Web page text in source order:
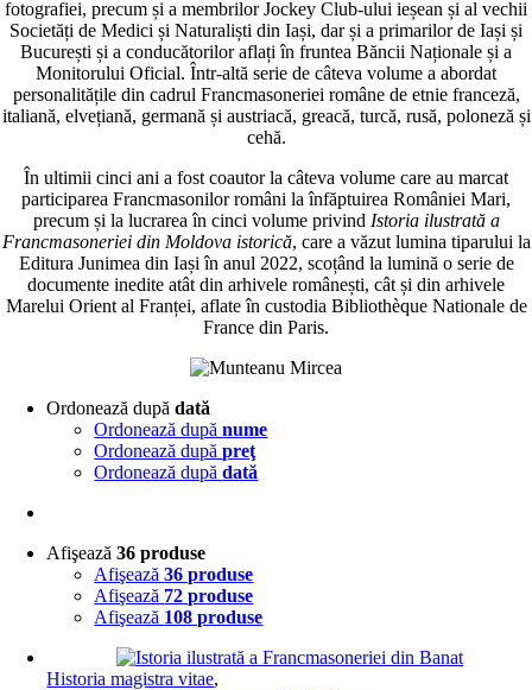
fotografiei, precum și a membrilor Jockey Club-ului ieșean și al vechii
Societăți de Medici și Naturaliști din Iași, dar și a primarilor de Iași și
București și a conducătorilor aflați în fruntea Băncii Naționale și a
Monitorului Oficial. Într-altă serie de câteva volume a abordat
personalitățile din cadrul Francmasoneriei române de etnie franceză,
italiană, elvețiană, germană și austriacă, greacă, turcă, rusă, poloneză și
cehă.
În ultimii cinci ani a fost coautor la câteva volume care au marcat
participarea Francmasonilor români la înfăptuirea României Mari,
precum și la lucrarea în cinci volume privind Istoria ilustrată a
Francmasoneriei din Moldova istorică, care a văzut lumina tiparului la
Editura Junimea din Iași în anul 2022, scoțând la lumină o serie de
documente inedite atât din arhivele românești, cât și din arhivele
Marelui Orient al Franței, aflate în custodia Bibliothèque Nationale de
France din Paris.
Ordonează dupădată
Ordonează dupănume
Ordonează dupăpreţ
Ordonează dupădată
Afişează36 produse
Afişează36 produse
Afişează 72 produse
Afişează 108 produse
Historia magistra vitae,